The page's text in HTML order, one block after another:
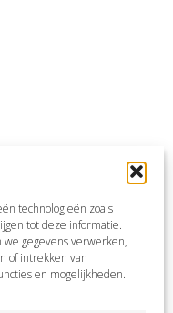
technologieën zoals
tot deze informatie.
gegevens verwerken,
of intrekken van
en mogelijkheden.